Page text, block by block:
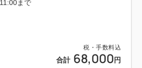
税・手数料込
合計 68,000 円
まで